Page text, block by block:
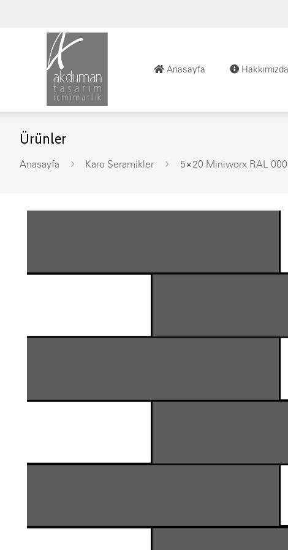
Anasayfa Hakkımızda
Ürünler
Anasayfa Karo Seramikler 5×20 Miniworx RAL